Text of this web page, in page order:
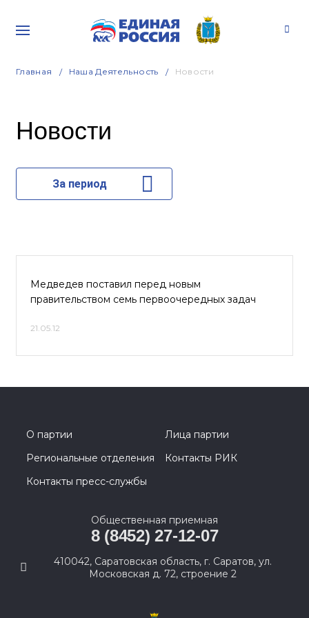
Главная Наша Деятельность Новости
Новости
За период
Медведев поставил перед новым
правительством семь первоочередных задач
21.05.12
О партии
Лица партии
Региональные отделения
Контакты РИК
Контакты пресс-службы
Общественная приемная
8 (8452) 27-12-07
410042, Саратовская область, г. Саратов, ул.
Московская д. 72, строение 2